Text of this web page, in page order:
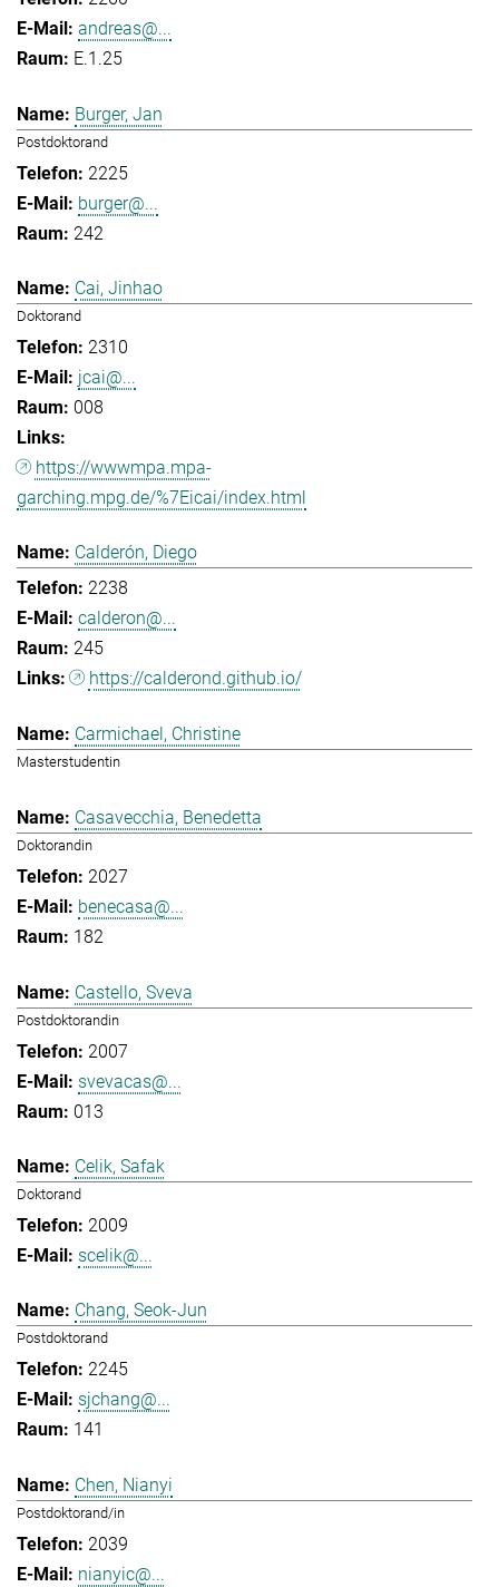
andreas@...
E.1.25
Burger, Jan
Postdoktorand
2225
burger@...
242
Cai, Jinhao
Doktorand
2310
jcai@...
008
https://wwwmpa.mpa-
garching.mpg.de/%7Eicai/index.html
Calderón, Diego
2238
calderon@...
245
https://calderond.github.io/
Carmichael, Christine
Masterstudentin
Casavecchia, Benedetta
Doktorandin
2027
benecasa@...
182
Castello, Sveva
Postdoktorandin
2007
svevacas@...
013
Celik, Safak
Doktorand
2009
scelik@...
Chang, Seok-Jun
Postdoktorand
2245
sjchang@...
141
Chen, Nianyi
Postdoktorand/in
2039
nianyic@...